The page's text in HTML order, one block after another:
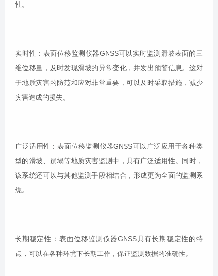
性。
实时性：表面位移监测仪器GNSS可以实时监测滑坡表面的三
维位移量，及时发现滑坡的异常变化，并发出预警信息。这对
于地质灾害的防范和应对非常重要，可以及时采取措施，减少
灾害造成的损失。
广泛适用性：表面位移监测仪器GNSS可以广泛应用于各种类
型的滑坡、崩塌等地质灾害监测中，具有广泛适用性。同时，
该系统还可以与其他监测手段相结合，形成更为全面的监测系
统。
长期稳定性：表面位移监测仪器GNSS具有长期稳定性的特
点，可以在各种环境下长期工作，保证监测数据的准确性。